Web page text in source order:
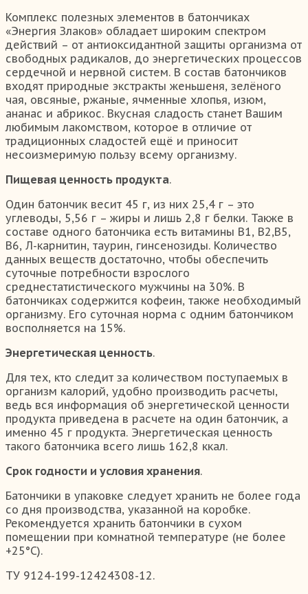
Комплекс полезных элементов в батончиках
«Энергия Злаков» обладает широким спектром
действий – от антиоксидантной защиты организма от
свободных радикалов, до энергетических процессов
сердечной и нервной систем. В состав батончиков
входят природные экстракты женьшеня, зелёного
чая, овсяные, ржаные, ячменные хлопья, изюм,
ананас и абрикос. Вкусная сладость станет Вашим
любимым лакомством, которое в отличие от
традиционных сладостей ещё и приносит
несоизмеримую пользу всему организму.
Пищевая ценность продукта.
Один батончик весит 45 г, из них 25,4 г – это
углеводы, 5,56 г – жиры и лишь 2,8 г белки. Также в
составе одного батончика есть витамины В1, В2,В5,
В6, Л-карнитин, таурин, гинсенозиды. Количество
данных веществ достаточно, чтобы обеспечить
суточные потребности взрослого
среднестатистического мужчины на 30%. В
батончиках содержится кофеин, также необходимый
организму. Его суточная норма с одним батончиком
восполняется на 15%.
Энергетическая ценность.
Для тех, кто следит за количеством поступаемых в
организм калорий, удобно производить расчеты,
ведь вся информация об энергетической ценности
продукта приведена в расчете на один батончик, а
именно 45 г продукта. Энергетическая ценность
такого батончика всего лишь 162,8 ккал.
Срок годности и условия хранения.
Батончики в упаковке следует хранить не более года
со дня производства, указанной на коробке.
Рекомендуется хранить батончики в сухом
помещении при комнатной температуре (не более
+25°С).
ТУ 9124-199-12424308-12.